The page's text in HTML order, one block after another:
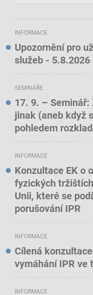
INFORMACE
Upozornění pro
služeb - 5.8.2026
SEMINÁŘE
17. 9. –
jinak (aneb když
pohledem
INFORMACE
Konzultace EK o
fyzických
Unii, které se
porušování IPR
INFORMACE
Cílená
vymáhání IPR ve
INFORMACE